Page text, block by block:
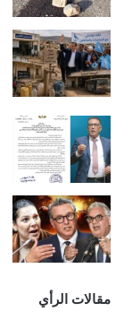
مقالات الرأي